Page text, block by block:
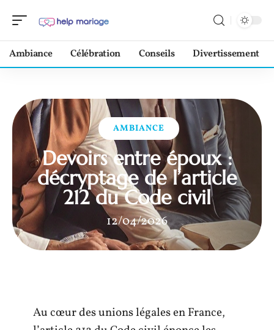
Ambiance Célébration Conseils Divertissement
AMBIANCE
Devoirs entre époux :
décryptage de l’article
212 du Code civil
12/04/2026
Au cœur des unions légales en France,